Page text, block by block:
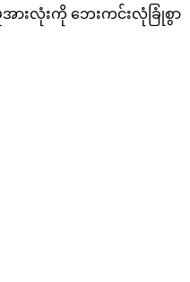
ားလုံးကို ဘေးကင်းလုံခြုံစွာ